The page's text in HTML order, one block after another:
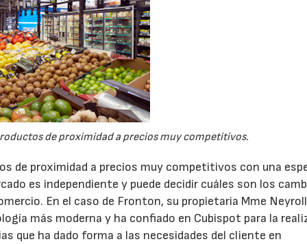
de proximidad a precios muy competitivos.
de proximidad a precios muy competitivos con una
es independiente y puede decidir cuáles son los
En el caso de Fronton, su propietaria Mme
más moderna y ha confiado en Cubispot para la
que ha dado forma a las necesidades del cliente en